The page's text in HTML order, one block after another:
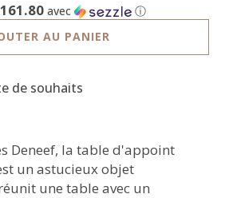
avec
ⓘ
AU PANIER
de souhaits
Deneef, la table d'appoint
un astucieux objet
une table avec un